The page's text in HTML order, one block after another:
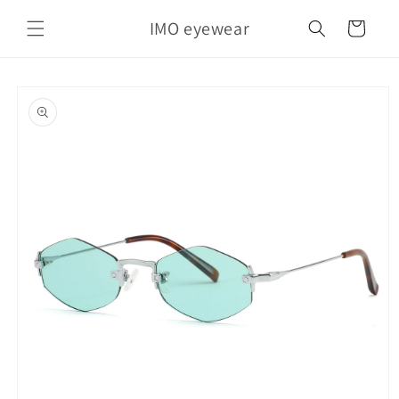
direttamente
ai contenuti
IMO eyewear Carrello
informazioni
sul prodotto